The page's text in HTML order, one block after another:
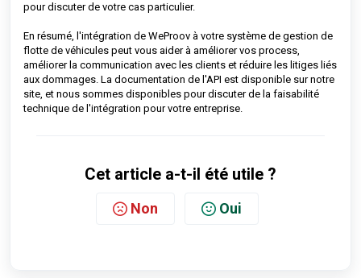
pour discuter de votre cas particulier.
En résumé, l'intégration de WeProov à votre système de gestion de
flotte de véhicules peut vous aider à améliorer vos process,
améliorer la communication avec les clients et réduire les litiges liés
aux dommages. La documentation de l'API est disponible sur notre
site, et nous sommes disponibles pour discuter de la faisabilité
technique de l'intégration pour votre entreprise.
Cet article a-t-il été utile ?
Non Oui